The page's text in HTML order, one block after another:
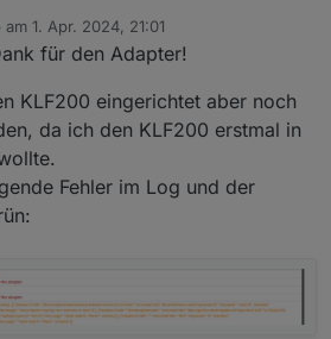
am 1. Apr. 2024, 21:01
von
für den Adapter!
KLF200 eingerichtet aber noch
da ich den KLF200 erstmal in
Fehler im Log und der